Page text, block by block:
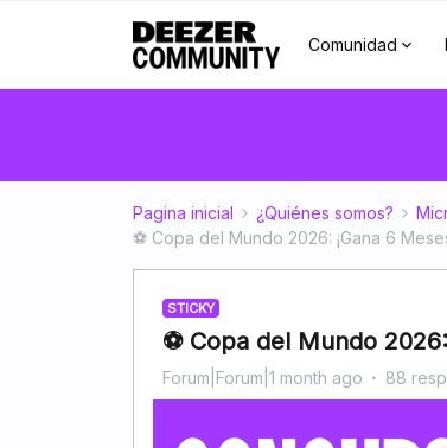
Comunidad
Pagina inicial ¿Quiénes somos?
⚽ Copa del Mundo 2026: ¡Gana 6
STICKY
⚽ Copa del Mundo
Forum|Forum|1 month ago 88